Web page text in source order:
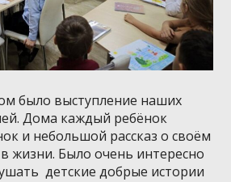
было выступление наших
Дома каждый ребёнок
и небольшой рассказ о своём
жизни. Было очень интересно
детские добрые истории